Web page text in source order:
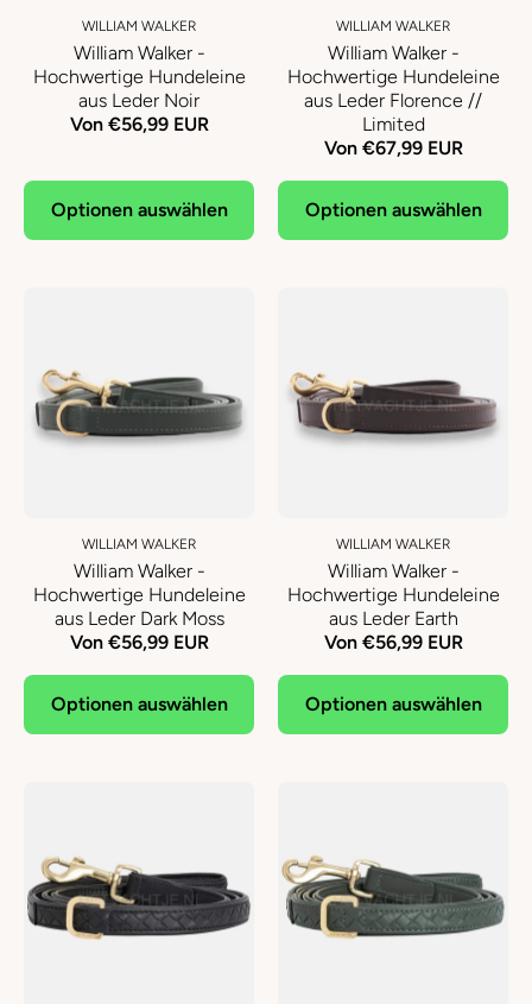
WILLIAM WALKER
William Walker -
Hochwertige Hundeleine
aus Leder Noir
Von €56,99 EUR
Optionen auswählen
WILLIAM WALKER
William Walker -
Hochwertige Hundeleine
aus Leder Florence //
Limited
Von €67,99 EUR
Optionen auswählen
WILLIAM WALKER
William Walker -
Hochwertige Hundeleine
aus Leder Dark Moss
Von €56,99 EUR
Optionen auswählen
WILLIAM WALKER
William Walker -
Hochwertige Hundeleine
aus Leder Earth
Von €56,99 EUR
Optionen auswählen